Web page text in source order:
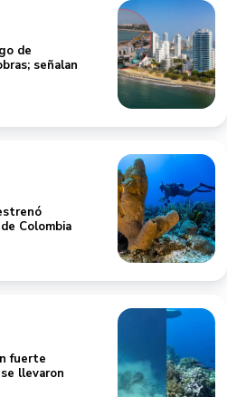
de
señalan
Colombia
fuerte
llevaron